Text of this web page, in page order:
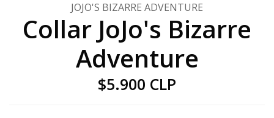
JOJO'S BIZARRE ADVENTURE
Collar JoJo's Bizarre
Adventure
$5.900 CLP